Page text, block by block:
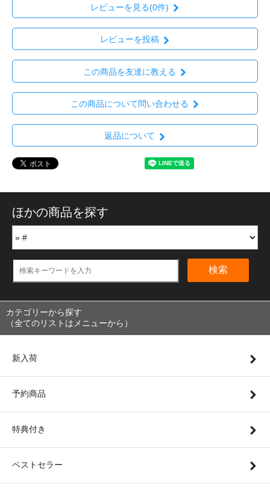
レビューを見る(0件)
レビューを投稿
この商品を友達に教える
この商品について問い合わせる
返品について
ほかの商品を探す
検索
カテゴリーから探す
（全てのリストはメニューから）
新入荷
予約商品
特典付き
ベストセラー